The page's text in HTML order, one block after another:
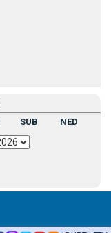
SUB NED